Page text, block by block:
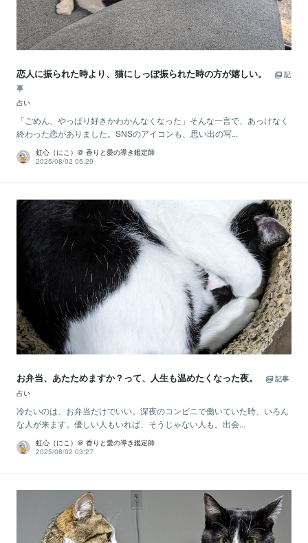
恋人に振られた時より、猫にしっぽ振られた時の方が嬉しい。
記
事
占い
「ごめん、やっぱり好きかわかんなくなった」そんな一言で、あっけなく
終わった恋がありました。SNSのアイコンも、思い出の写...
虹心（にこ）＠ 香りと愛の導き鑑定師
2025/08/02 05:29
お弁当、あたためますか？って、人生も温めたくなった夜。
記事
占い
冷たいのは、お弁当だけでいい。深夜のコンビニで働いていた時、いろん
な人が来ます。優しい人もいれば、そうじゃない人も。出会...
虹心（にこ）＠ 香りと愛の導き鑑定師
2025/08/02 03:27